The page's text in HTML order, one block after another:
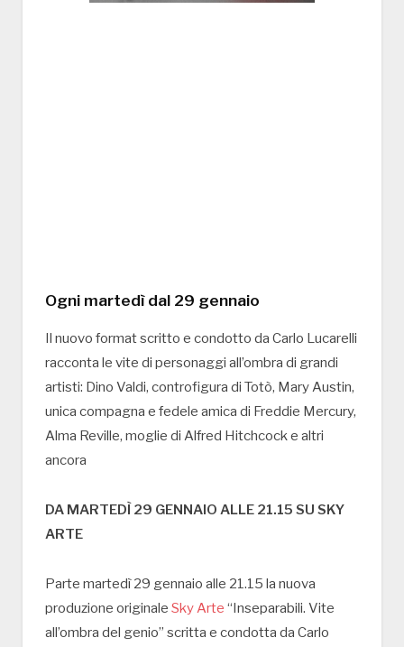
Ogni martedì dal 29 gennaio
Il nuovo format scritto e condotto da Carlo Lucarelli
racconta le vite di personaggi all’ombra di grandi
artisti: Dino Valdi, controfigura di Totò, Mary Austin,
unica compagna e fedele amica di Freddie Mercury,
Alma Reville, moglie di Alfred Hitchcock e altri
ancora
DA MARTEDÌ 29 GENNAIO ALLE 21.15 SU SKY
ARTE
Parte martedì 29 gennaio alle 21.15 la nuova
produzione originale Sky Arte “Inseparabili. Vite
all’ombra del genio” scritta e condotta da Carlo